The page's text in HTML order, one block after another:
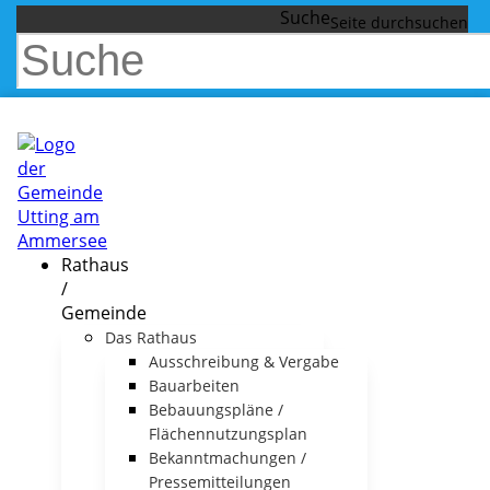
Suche
Rathaus
/
Gemeinde
Das Rathaus
Ausschreibung & Vergabe
Bauarbeiten
Bebauungspläne /
Flächennutzungsplan
Bekanntmachungen /
Pressemitteilungen